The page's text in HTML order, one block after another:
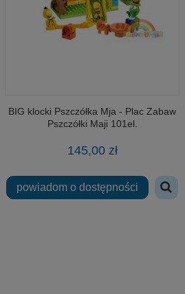
BIG klocki Pszczółka Mja - Plac Zabaw
Pszczółki Maji 101el.
145,00 zł
powiadom o dostępności